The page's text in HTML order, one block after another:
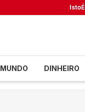
IstoÉ
MUNDO DINHEIRO